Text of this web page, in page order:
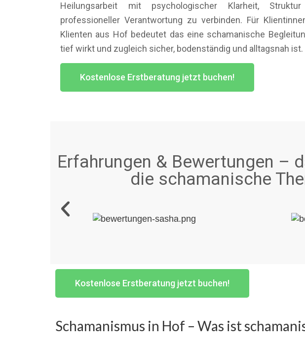
Heilungsarbeit mit psychologischer Klarheit,
professioneller Verantwortung zu verbinden. Für
Klienten aus Hof bedeutet das eine schamanische
tief wirkt und zugleich sicher, bodenständig und alltagsnah ist.
Kostenlose Erstberatung jetzt buchen!
Erfahrungen & Bewertungen –
die schamanische
Kostenlose Erstberatung jetzt buchen!
Schamanismus in Hof – Was ist